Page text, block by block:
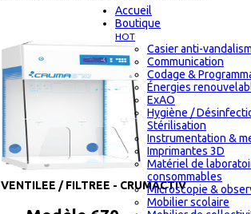
Accueil
Boutique
HOT
Casier anti-
Communication
Codage &
Énergies
ExAO
Hygiène /
Stérilisation
Instrumentation &
Imprimantes 3D
Matériel de
consommables
Microscopie &
Mobilier scolaire
/ FILTREE - CRUMACTIV